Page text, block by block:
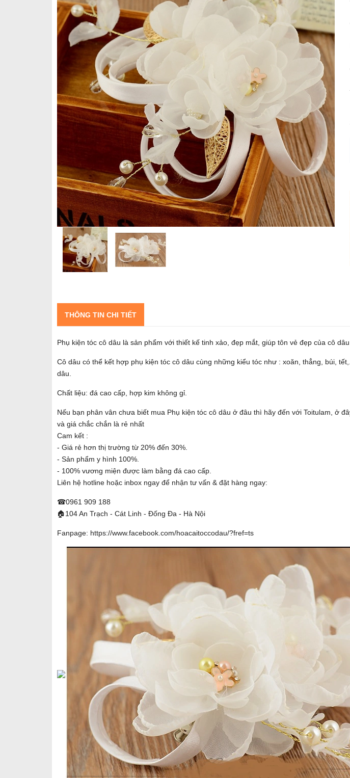
THÔNG TIN CHI TIẾT
Phụ kiện tóc cô dâu là sản phẩm với thiết kế tinh xảo, đẹp mắt, giúp tôn vẻ đẹp của cô
Cô dâu có thể kết hợp phụ kiện tóc cô dâu cùng những kiểu tóc như : xoăn, thẳng, búi,
dâu.
Chất liệu: đá cao cấp, hợp kim không gỉ.
Nếu bạn phân vân chưa biết mua Phụ kiện tóc cô dâu ở đâu thì hãy đến với Toitulam, ở
và giá chắc chắn là rẻ nhất
Cam kết :
- Giá rẻ hơn thị trường từ 20% đến 30%.
- Sản phẩm y hình 100%.
- 100% vương miện được làm bằng đá cao cấp.
Liên hệ hotline hoặc inbox ngay để nhận tư vấn & đặt hàng ngay:
☎0961 909 188
🏠104 An Trạch - Cát Linh - Đống Đa - Hà Nội
Fanpage: https://www.facebook.com/hoacaitoccodau/?fref=ts